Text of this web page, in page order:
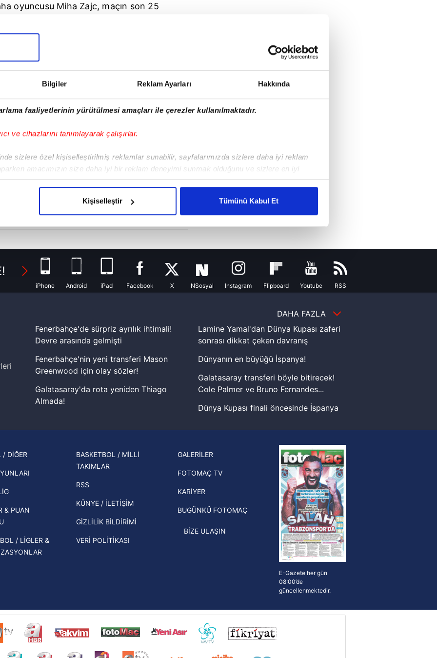
Bilgiler Reklam Ayarları Hakkında
faaliyetlerinin yürütülmesi amaçları ile çerezler kullanılmaktadır.
ve cihazlarını tanımlayarak çalışırlar.
sizlere özel kişiselleştirilmiş reklamlar sunabilir, sayfalarımızda sizlere daha iyi reklam
amacımızın size daha iyi bir reklam deneyimi sunmak olduğunu ve sizlere en iyi
gelen çabayı gösterdiğimizi ve bu noktada, reklamların maliyetlerimizi karşılamak
çerezlere izin vermedikleri takdirde, kullanıcılara hedefli reklamlar gösterilmeyecektir."
verileriniz işlenmekte olup gerekli olan çerezler bilgi toplumu hizmetlerinin sunulması
çerezler, sitemizin daha işlevsel kılınması ve kişiselleştirilmesi ve sizlere yönelik
amaçlarıyla sınırlı olarak açık rızanız dahilinde kullanılacaktır.
Kanunu uyarınca hazırlanmış Aydınlatma Metnimizi okumak ve sitemizde ilgili
çerezlerle ilgili bilgi almak için lütfen
Kişiselleştir Tümünü Kabul Et
oyuncusu Miha Zajc, maçın son 25
puanını 11 yaptı ve 3 maç kala
ise 11 puanda kaldı.
Polonya'ya konuk olacak. Slovenya
iPhone Android iPad Facebook X NSosyal Instagram Flipboard Youtube RSS
DAHA FAZLA
Fenerbahçe'de sürpriz ayrılık ihtimali!
Devre arasında gelmişti
Fenerbahçe'nin yeni transferi Mason
Greenwood için olay sözler!
Galatasaray'da rota yeniden Thiago
Almada!
muhtemel rakibi belli oldu! Gornik
İspanya-Arjantin finalinin ardından dış
Beşiktaş'ın UEFA Avrupa Ligi'nde 3. Ön
Eleme Turu muhtemel rakipleri belli
Lamine Yamal'dan Dünya Kupası zaferi
sonrası dikkat çeken davranış
Dünyanın en büyüğü İspanya!
Galatasaray transferi böyle bitirecek!
Cole Palmer ve Bruno Fernandes...
Dünya Kupası finali öncesinde İspanya
şampiyonluk yüzüğü verilecek
Hernan Crespo, Meksika Ligi
ekiplerinden Atlas'ın yeni teknik
direktörü oldu
/ DİĞER
& PUAN
/ LİGLER &
BASKETBOL / MİLLİ
TAKIMLAR
RSS
KÜNYE / İLETİŞİM
GİZLİLİK BİLDİRİMİ
VERİ POLİTİKASI
GALERİLER
FOTOMAÇ TV
KARİYER
BUGÜNKÜ FOTOMAÇ
BİZE ULAŞIN
E-Gazete her gün
08:00’de
güncellenmektedir.